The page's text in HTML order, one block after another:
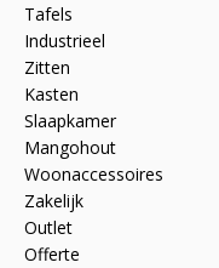
Tafels
Industrieel
Zitten
Kasten
Slaapkamer
Mangohout
Woonaccessoires
Zakelijk
Outlet
Offerte